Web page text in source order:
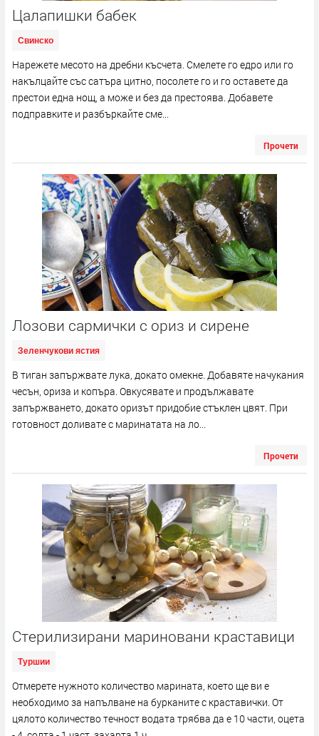
Цалапишки бабек
Свинско
Нарежете месото на дребни късчета. Смелете го едро или го
накълцайте със сатъра цитно, посолете го и го оставете да
престои една нощ, а може и без да престоява. Добавете
подправките и разбъркайте сме...
Прочети
Лозови сармички с ориз и сирене
Зеленчукови ястия
В тиган запържвате лука, докато омекне. Добавяте начукания
чесън, ориза и копъра. Овкусявате и продължавате
запържването, докато оризът придобие стъклен цвят. При
готовност доливате с маринатата на ло...
Прочети
Стерилизирани мариновани краставици
Туршии
Отмерете нужното количество марината, което ще ви е
необходимо за напълване на бурканите с краставички. От
цялото количество течност водата трябва да е 10 части, оцета